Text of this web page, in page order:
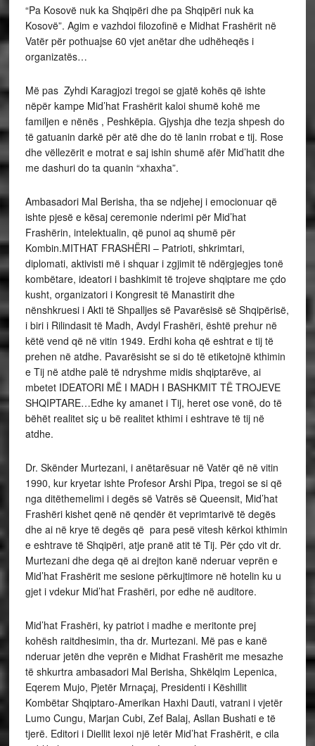
“Pa Kosovë nuk ka Shqipëri dhe pa Shqipëri nuk ka
Kosovë”. Agim e vazhdoi filozofinë e Midhat Frashërit në
Vatër për pothuajse 60 vjet anëtar dhe udhëheqës i
organizatës…
Më pas Zyhdi Karagjozi tregoi se gjatë kohës që ishte
nëpër kampe Mid’hat Frashërit kaloi shumë kohë me
familjen e nënës , Peshkëpia. Gjyshja dhe tezja shpesh do
të gatuanin darkë për atë dhe do të lanin rrobat e tij. Rose
dhe vëllezërit e motrat e saj ishin shumë afër Mid’hatit dhe
me dashuri do ta quanin “xhaxha”.
Ambasadori Mal Berisha, tha se ndjehej i emocionuar që
ishte pjesë e kësaj ceremonie nderimi për Mid’hat
Frashërin, intelektualin, që punoi aq shumë për
Kombin.MITHAT FRASHËRI – Patrioti, shkrimtari,
diplomati, aktivisti më i shquar i zgjimit të ndërgjegjes tonë
kombëtare, ideatori i bashkimit të trojeve shqiptare me çdo
kusht, organizatori i Kongresit të Manastirit dhe
nënshkruesi i Akti të Shpalljes së Pavarësisë së Shqipërisë,
i biri i Rilindasit të Madh, Avdyl Frashëri, është prehur në
këtë vend që në vitin 1949. Erdhi koha që eshtrat e tij të
prehen në atdhe. Pavarësisht se si do të etiketojnë kthimin
e Tij në atdhe palë të ndryshme midis shqiptarëve, ai
mbetet IDEATORI MË I MADH I BASHKMIT TË TROJEVE
SHQIPTARE…Edhe ky amanet i Tij, heret ose vonë, do të
bëhët realitet siç u bë realitet kthimi i eshtrave të tij në
atdhe.
Dr. Skënder Murtezani, i anëtarësuar në Vatër që në vitin
1990, kur kryetar ishte Profesor Arshi Pipa, tregoi se si që
nga ditëthemelimi i degës së Vatrës së Queensit, Mid’hat
Frashëri kishet qenë në qendër ët veprimtarivë të degës
dhe ai në krye të degës që para pesë vitesh kërkoi kthimin
e eshtrave të Shqipëri, atje pranë atit të Tij. Për çdo vit dr.
Murtezani dhe dega që ai drejton kanë nderuar veprën e
Mid’hat Frashërit me sesione përkujtimore në hotelin ku u
gjet i vdekur Mid’hat Frashëri, por edhe në auditore.
Mid’hat Frashëri, ky patriot i madhe e meritonte prej
kohësh raitdhesimin, tha dr. Murtezani. Më pas e kanë
nderuar jetën dhe veprën e Midhat Frashërit me mesazhe
të shkurtra ambasadori Mal Berisha, Shkëlqim Lepenica,
Eqerem Mujo, Pjetër Mrnaçaj, Presidenti i Këshillit
Kombëtar Shqiptaro-Amerikan Haxhi Dauti, vatrani i vjetër
Lumo Cungu, Marjan Cubi, Zef Balaj, Asllan Bushati e të
tjerë. Editori i Diellit lexoi një letër Mid’hat Frashërit, e cila